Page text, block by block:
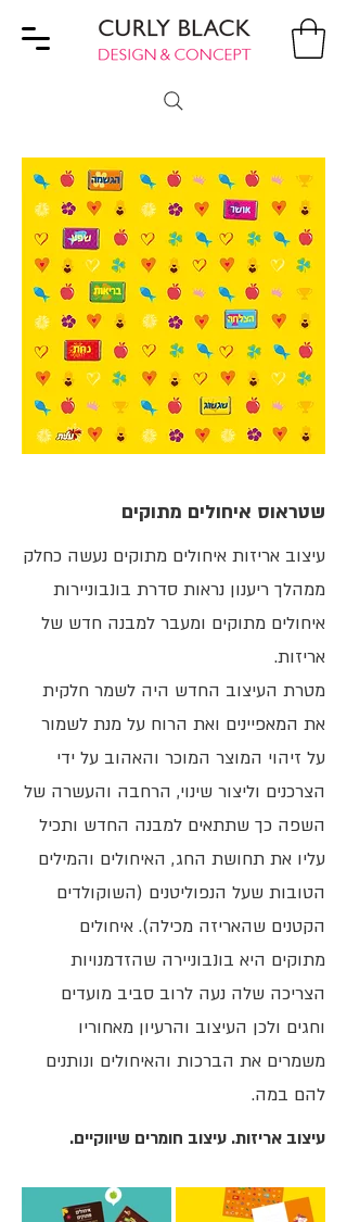
שטראוס איחולים מתוקים
עיצוב אריזות איחולים מתוקים נעשה כחלק
ממהלך ריענון נראות סדרת בונבוניירות
איחולים מתוקים ומעבר למבנה חדש של
אריזות.
מטרת העיצוב החדש היה לשמר חלקית
את המאפיינים ואת הרוח על מנת לשמור
על זיהוי המוצר המוכר והאהוב על ידי
הצרכנים וליצור שינוי, הרחבה והעשרה של
השפה כך שתתאים למבנה החדש ותכיל
עליו את תחושת החג, האיחולים והמילים
הטובות שעל הנפוליטנים (השוקולדים
הקטנים שהאריזה מכילה). איחולים
מתוקים היא בונבוניירה שהזדמנויות
הצריכה שלה נעה לרוב סביב מועדים
וחגים ולכן העיצוב והרעיון מאחוריו
משמרים את הברכות והאיחולים ונותנים
להם במה.
עיצוב אריזות. עיצוב חומרים שיווקיים.